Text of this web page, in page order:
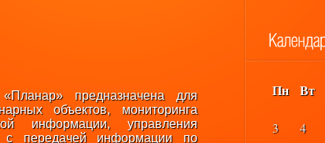
предназначена для
объектов, мониторинга
информации, управления
с передачей информации по
Пн Вт
3
4